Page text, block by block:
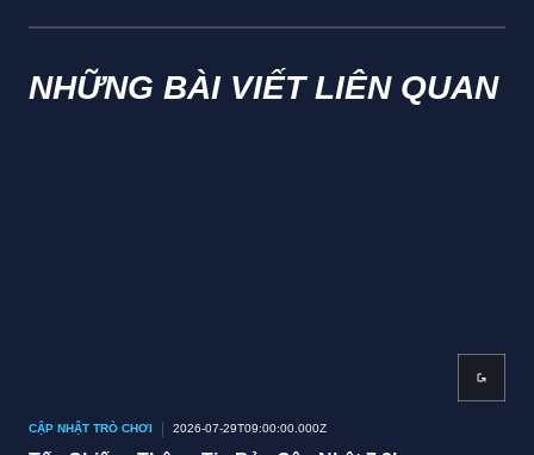
NHỮNG BÀI VIẾT LIÊN QUAN
CẬP NHẬT TRÒ CHƠI 2026-07-29T09:00:00.000Z